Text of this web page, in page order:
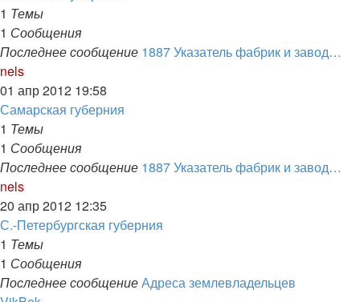
сообщению
1 Темы
1 Сообщения
Последнее сообщение 1887 Указатель фабрик и завод…
nelsПерейти
к
последнему
сообщению
01 апр 2012 19:58
Самарская губерния
1 Темы
1 Сообщения
Последнее сообщение 1887 Указатель фабрик и завод…
nelsПерейти
к
последнему
сообщению
20 апр 2012 12:35
С.-Петербургская губерния
1 Темы
1 Сообщения
Последнее сообщениеАдреса землевладельцев